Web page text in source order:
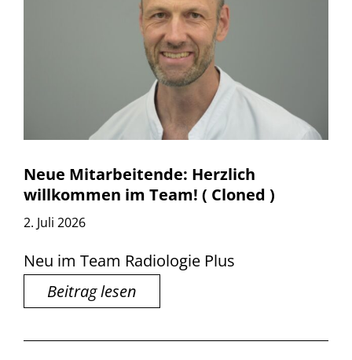
Neue Mitarbeitende: Herzlich
willkommen im Team! ( Cloned )
2. Juli 2026
Neu im Team Radiologie Plus
Beitrag lesen